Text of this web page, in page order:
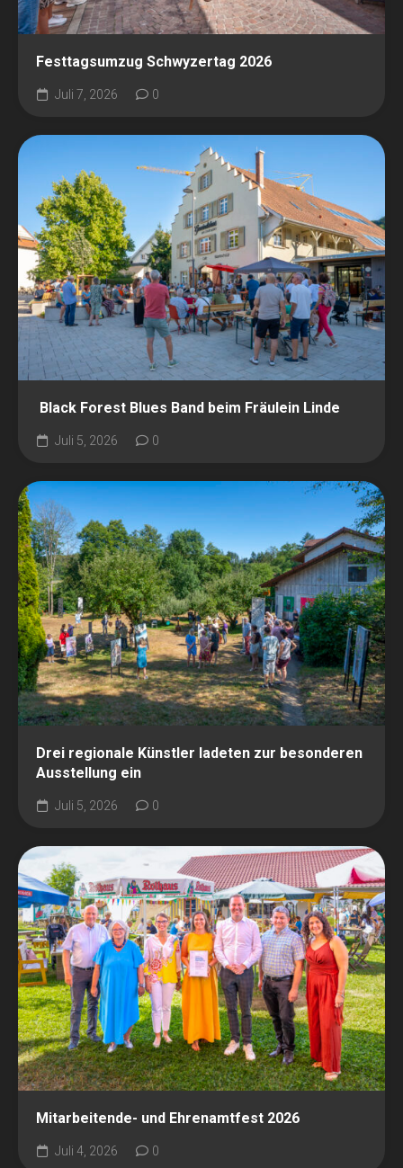
Festtagsumzug Schwyzertag 2026
Juli 7, 2026 0
Black Forest Blues Band beim Fräulein Linde
Juli 5, 2026 0
Drei regionale Künstler ladeten zur besonderen
Ausstellung ein
Juli 5, 2026 0
Mitarbeitende- und Ehrenamtfest 2026
Juli 4, 2026 0